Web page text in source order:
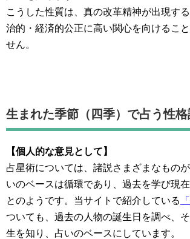
こうした性質は、真の改革精神が出現す
治的・経済的公正に高い関心を向けるこ
せん。
生まれた季節（四季）で占う性
【個人的な意見として】
占星術については、諸説さまざまなもの
いのベースは循環であり、過去を学び現
とのようです。当サイトで紹介している
ついても、過去の人物の誕生日を調べ、
生を知り、占いのベースにしています。